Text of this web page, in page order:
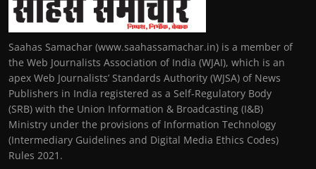
Saahas Samachar (www.saahassamachar.in) is a member of
the Web Journalists Association of India (WJAI), which is an
apex Web Journalists’ Standards Authority (WJSA) of News
Publishers in India registered as a Self-Regulatory Body
(SRB) with the Union Information & Broadcasting (I&B)
Ministry under the provisions of Information Technology
(Intermediary Guidelines and Digital Media Ethics Codes)
Rules 2021.